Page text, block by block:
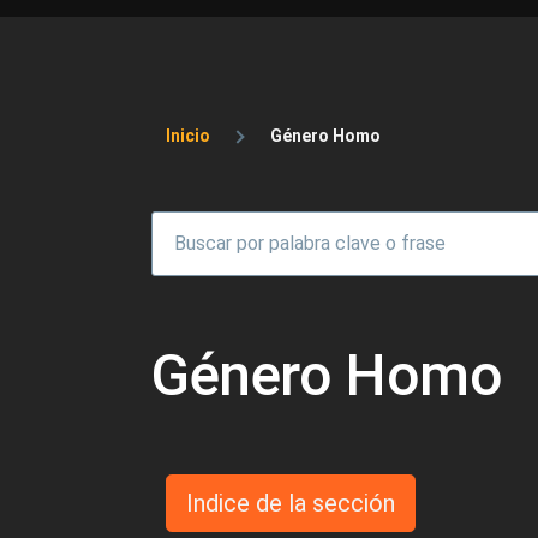
Sobrescribir enlaces
Inicio Género Homo
Género Homo
Indice de la sección